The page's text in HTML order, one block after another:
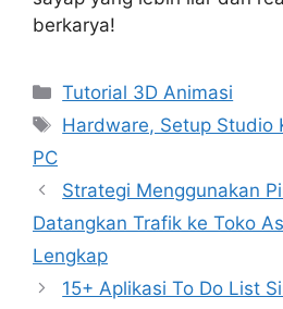
berkarya!
Categories
Tutorial 3D Animasi
Tags
Hardware, Setup Studio
PC
Strategi Menggunakan
Datangkan Trafik ke Toko
Lengkap
15+ Aplikasi To Do List